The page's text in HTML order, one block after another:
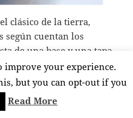
clásico de la tierra,
según cuentan los
de una base y una tapa
crema pastelera y
con almendra blanca
el hojaldre en el
improve your experience.
but you can opt-out if you
Read More